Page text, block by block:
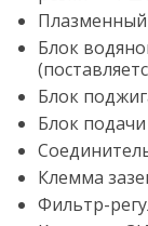
Плазменный
Блок
Блок
Блок
Клемма
Фильтр-